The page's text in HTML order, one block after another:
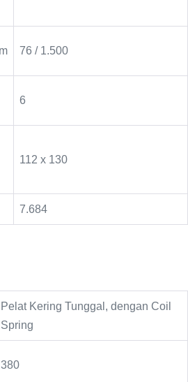
76 / 1.500
6
112 x 130
7.684
Pelat Kering Tunggal, dengan Coil
Spring
380